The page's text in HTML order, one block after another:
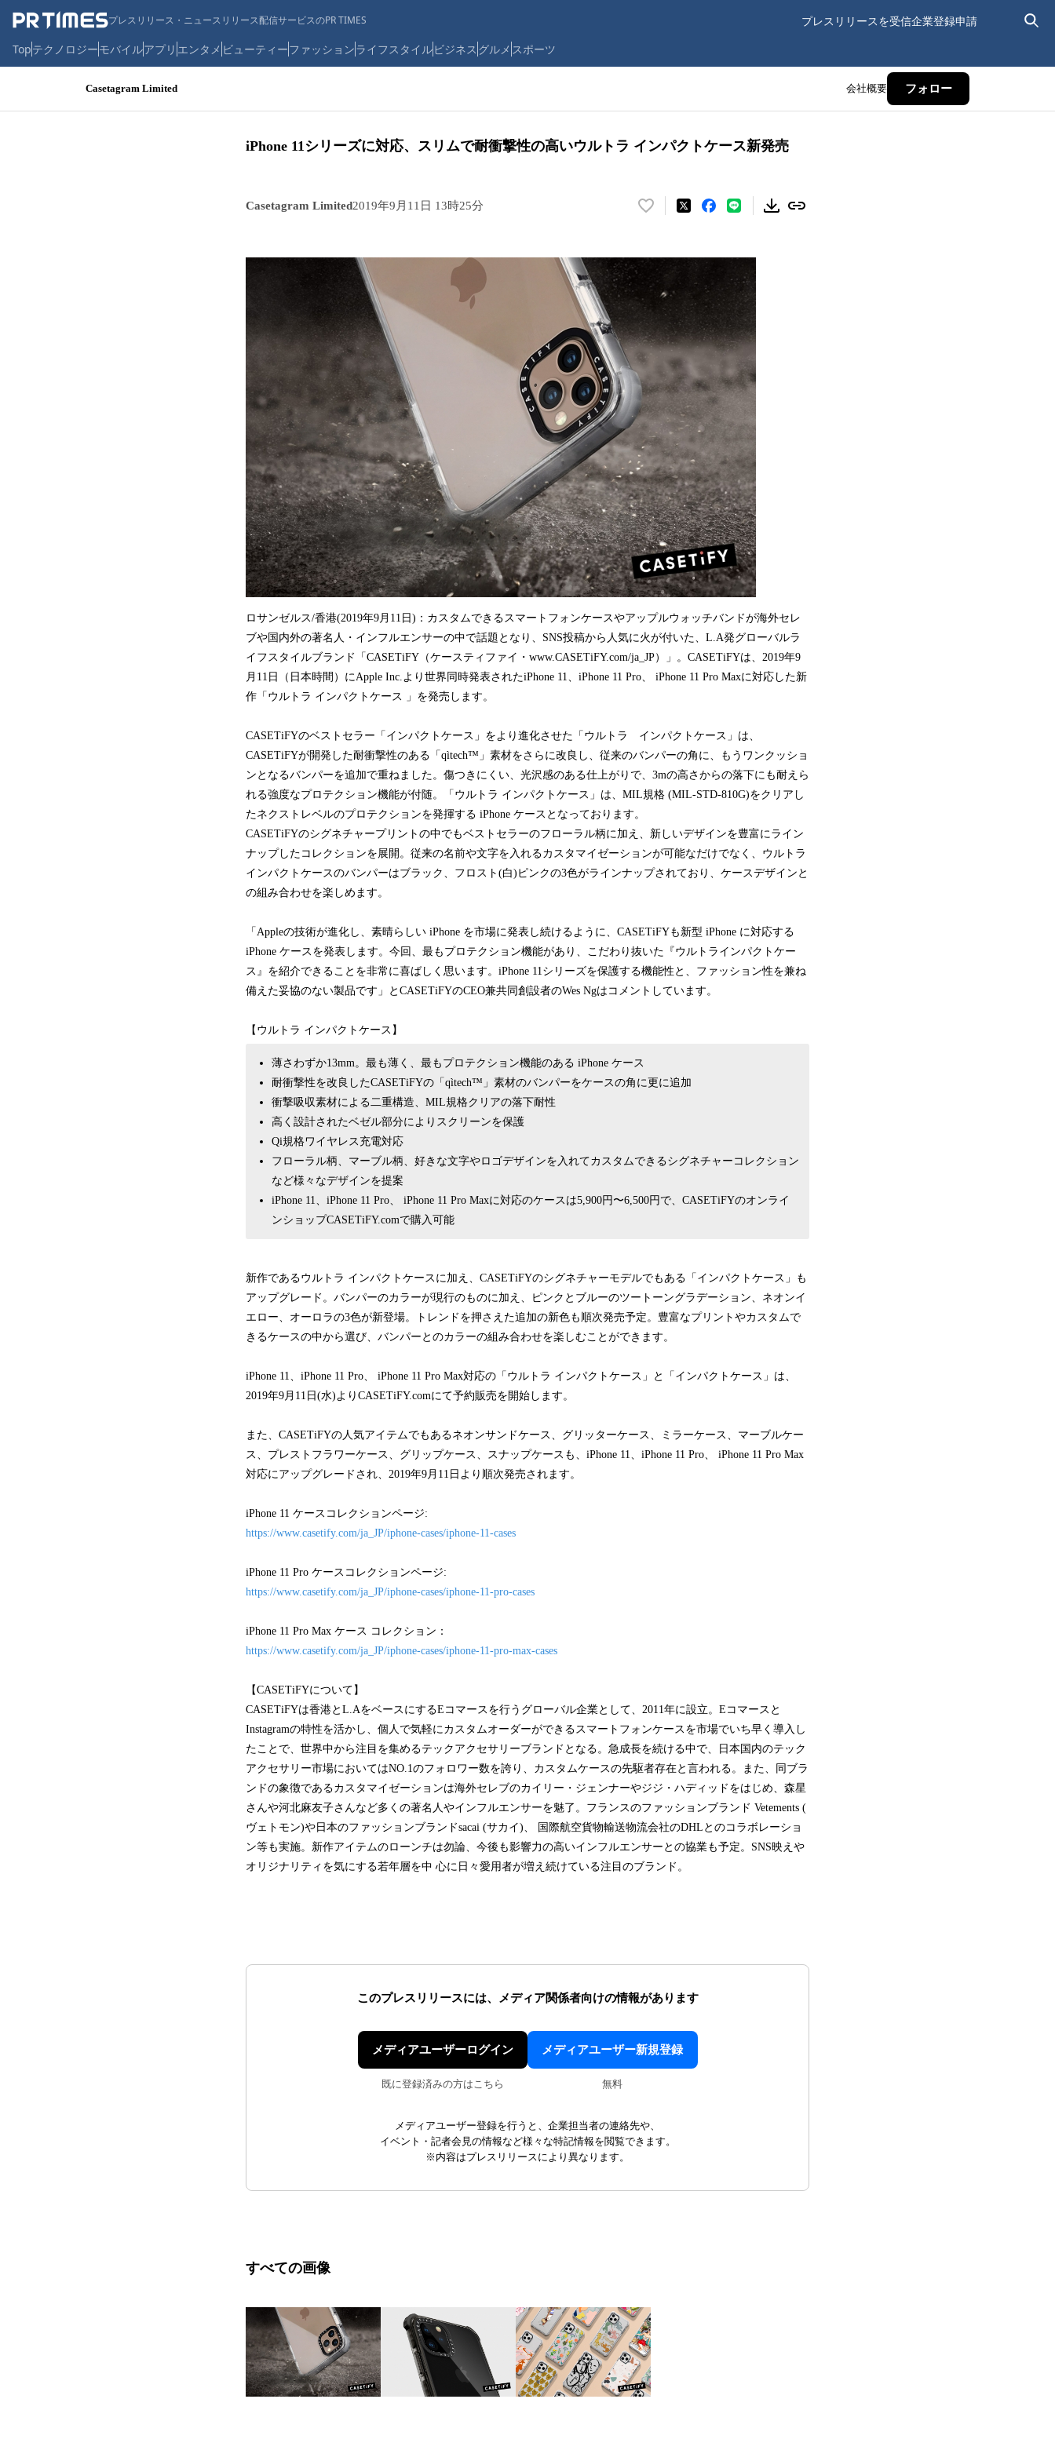
プレスリリース・ニュースリリース配信サービスのPR TIMES プレスリリースを受信企業登録申請
Topテクノロジーモバイルアプリ エンタメ ビューティーファッションライフスタイルビジネス グルメ スポーツ
Casetagram Limited 会社概要 フォロー
iPhone 11シリーズに対応、スリムで耐衝撃性の高いウルトラ インパクトケース新発売
Casetagram Limited2019年9月11日 13時25分
い
数
読
み
込
み
で
す
ロサンゼルス/香港(2019年9月11日)：カスタムできるスマートフォンケースやアップルウォッチバンドが海外セレ
ブや国内外の著名人・インフルエンサーの中で話題となり、SNS投稿から人気に火が付いた、L.A発グローバルラ
イフスタイルブランド「CASETiFY（ケースティファイ・www.CASETiFY.com/ja_JP）」。CASETiFYは、2019年9
月11日（日本時間）にApple Inc.より世界同時発表されたiPhone 11、iPhone 11 Pro、 iPhone 11 Pro Maxに対応した新
作「ウルトラ インパクトケース 」を発売します。
CASETiFYのベストセラー「インパクトケース」をより進化させた「ウルトラ インパクトケース」は、
CASETiFYが開発した耐衝撃性のある「qìtech™」素材をさらに改良し、従来のバンパーの角に、もうワンクッショ
ンとなるバンパーを追加で重ねました。傷つきにくい、光沢感のある仕上がりで、3mの高さからの落下にも耐えら
れる強度なプロテクション機能が付随。「ウルトラ インパクトケース」は、MIL規格 (MIL-STD-810G)をクリアし
たネクストレベルのプロテクションを発揮する iPhone ケースとなっております。
CASETiFYのシグネチャープリントの中でもベストセラーのフローラル柄に加え、新しいデザインを豊富にライン
ナップしたコレクションを展開。従来の名前や文字を入れるカスタマイゼーションが可能なだけでなく、ウルトラ
インパクトケースのバンパーはブラック、フロスト(白)ピンクの3色がラインナップされており、ケースデザインと
の組み合わせを楽しめます。
「Appleの技術が進化し、素晴らしい iPhone を市場に発表し続けるように、CASETiFYも新型 iPhone に対応する
iPhone ケースを発表します。今回、最もプロテクション機能があり、こだわり抜いた『ウルトラインパクトケー
ス』を紹介できることを非常に喜ばしく思います。iPhone 11シリーズを保護する機能性と、ファッション性を兼ね
備えた妥協のない製品です」とCASETiFYのCEO兼共同創設者のWes Ngはコメントしています。
【ウルトラ インパクトケース】
薄さわずか13mm。最も薄く、最もプロテクション機能のある iPhone ケース
耐衝撃性を改良したCASETiFYの「qìtech™」素材のバンパーをケースの角に更に追加
衝撃吸収素材による二重構造、MIL規格クリアの落下耐性
高く設計されたベゼル部分によりスクリーンを保護
Qi規格ワイヤレス充電対応
フローラル柄、マーブル柄、好きな文字やロゴデザインを入れてカスタムできるシグネチャーコレクション
など様々なデザインを提案
iPhone 11、iPhone 11 Pro、 iPhone 11 Pro Maxに対応のケースは5,900円〜6,500円で、CASETiFYのオンライ
ンショップCASETiFY.comで購入可能
新作であるウルトラ インパクトケースに加え、CASETiFYのシグネチャーモデルでもある「インパクトケース」も
アップグレード。バンパーのカラーが現行のものに加え、ピンクとブルーのツートーングラデーション、ネオンイ
エロー、オーロラの3色が新登場。トレンドを押さえた追加の新色も順次発売予定。豊富なプリントやカスタムで
きるケースの中から選び、バンパーとのカラーの組み合わせを楽しむことができます。
iPhone 11、iPhone 11 Pro、 iPhone 11 Pro Max対応の「ウルトラ インパクトケース」と「インパクトケース」は、
2019年9月11日(水)よりCASETiFY.comにて予約販売を開始します。
また、CASETiFYの人気アイテムでもあるネオンサンドケース、グリッターケース、ミラーケース、マーブルケー
ス、プレストフラワーケース、グリップケース、スナップケースも、iPhone 11、iPhone 11 Pro、 iPhone 11 Pro Max
対応にアップグレードされ、2019年9月11日より順次発売されます。
iPhone 11 ケースコレクションページ:
https://www.casetify.com/ja_JP/iphone-cases/iphone-11-cases
iPhone 11 Pro ケースコレクションページ:
https://www.casetify.com/ja_JP/iphone-cases/iphone-11-pro-cases
iPhone 11 Pro Max ケース コレクション：
https://www.casetify.com/ja_JP/iphone-cases/iphone-11-pro-max-cases
【CASETiFYについて】
CASETiFYは香港とL.AをベースにするEコマースを行うグローバル企業として、2011年に設立。Eコマースと
Instagramの特性を活かし、個人で気軽にカスタムオーダーができるスマートフォンケースを市場でいち早く導入し
たことで、世界中から注目を集めるテックアクセサリーブランドとなる。急成長を続ける中で、日本国内のテック
アクセサリー市場においてはNO.1のフォロワー数を誇り、カスタムケースの先駆者存在と言われる。また、同ブラ
ンドの象徴であるカスタマイゼーションは海外セレブのカイリー・ジェンナーやジジ・ハディッドをはじめ、森星
さんや河北麻友子さんなど多くの著名人やインフルエンサーを魅了。フランスのファッションブランド ​Vetements (​
ヴェトモン)や日本のファッションブランドsacai (サカイ)、 国際航空貨物輸送物流会社のDHLとのコラボレーショ
ン等も実施。新作アイテムのローンチは勿論、今後も影響力の高いインフルエンサーとの協業も予定。SNS映えや
オリジナリティを気にする若年層を中 心に日々愛用者が増え続けている注目のブランド。
このプレスリリースには、 メディア関係者向けの情報があります
メディアユーザーログイン
既に登録済みの方はこちら
メディアユーザー新規登録
無料
メディアユーザー登録を行うと、企業担当者の連絡先や、
イベント・記者会見の情報など様々な特記情報を閲覧できます。
※内容はプレスリリースにより異なります。
すべての画像